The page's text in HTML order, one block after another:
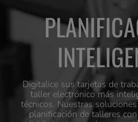
Digitalice sus tarjetas de
taller electrónico más
técnicos. Nuestras
planificación de talleres